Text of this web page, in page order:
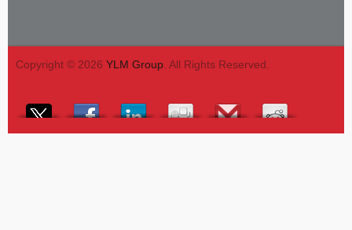
Copyright © 2026 YLM Group. All Rights Reserved.